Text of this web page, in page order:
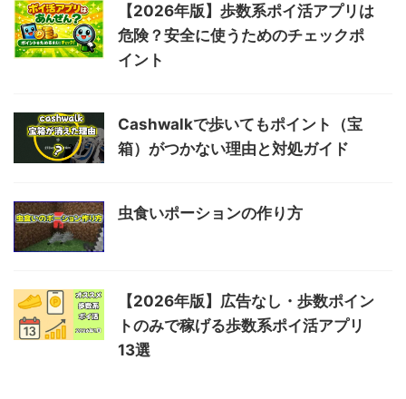
【2026年版】歩数系ポイ活アプリは
危険？安全に使うためのチェックポ
イント
Cashwalkで歩いてもポイント（宝
箱）がつかない理由と対処ガイド
虫食いポーションの作り方
【2026年版】広告なし・歩数ポイン
トのみで稼げる歩数系ポイ活アプリ
13選